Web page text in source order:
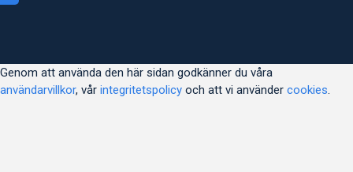
Genom att använda den här sidan godkänner du våra
användarvillkor, vår integritetspolicy och att vi använder cookies.